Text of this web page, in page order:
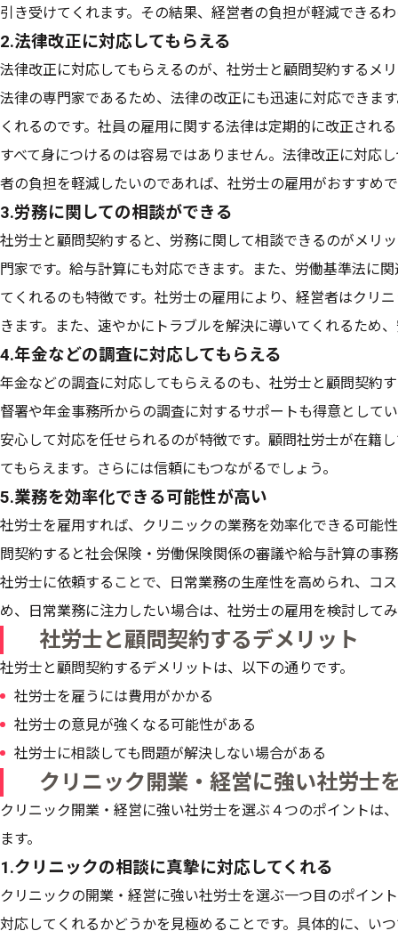
引き受けてくれます。その結果、経営者の負担が軽減できる
2.法律改正に対応してもらえる
法律改正に対応してもらえるのが、社労士と顧問契約するメ
法律の専門家であるため、法律の改正にも迅速に対応できま
くれるのです。社員の雇用に関する法律は定期的に改正され
すべて身につけるのは容易ではありません。法律改正に対応
者の負担を軽減したいのであれば、社労士の雇用がおすすめ
3.労務に関しての相談ができる
社労士と顧問契約すると、労務に関して相談できるのがメリ
門家です。給与計算にも対応できます。また、労働基準法に
てくれるのも特徴です。社労士の雇用により、経営者はクリ
きます。また、速やかにトラブルを解決に導いてくれるため
4.年金などの調査に対応してもらえる
年金などの調査に対応してもらえるのも、社労士と顧問契約
督署や年金事務所からの調査に対するサポートも得意として
安心して対応を任せられるのが特徴です。顧問社労士が在籍
てもらえます。さらには信頼にもつながるでしょう。
5.業務を効率化できる可能性が高い
社労士を雇用すれば、クリニックの業務を効率化できる可能
問契約すると社会保険・労働保険関係の審議や給与計算の事
社労士に依頼することで、日常業務の生産性を高められ、コ
め、日常業務に注力したい場合は、社労士の雇用を検討して
社労士と顧問契約するデメリット
社労士と顧問契約するデメリットは、以下の通りです。
社労士を雇うには費用がかかる
社労士の意見が強くなる可能性がある
社労士に相談しても問題が解決しない場合がある
クリニック開業・経営に強い社労士
クリニック開業・経営に強い社労士を選ぶ４つのポイントは
ます。
1.クリニックの相談に真摯に対応してくれる
クリニックの開業・経営に強い社労士を選ぶ一つ目のポイン
対応してくれるかどうかを見極めることです。具体的に、い